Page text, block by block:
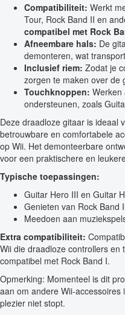
Compatibiliteit: Werkt
Tour, Rock Band II en
compatibel met Rock
Afneembare hals: De
demonteren, wat
Inclusief riem: Zodat je
zorgen te maken over de
Touchknoppen: Werken
ondersteunen, zoals
Deze draadloze gitaar is ideaal
betrouwbare en comfortabele
op Wii. Het demonteerbare
voor een praktischere en
Typische toepassingen:
Guitar Hero III en Guitar
Genieten van Rock Band
Meedoen aan
Extra compatibiliteit:
Wii die draadloze controllers
compatibel met Rock Band I.
Opmerking: Momenteel is dit
aan om andere Wii-
plezier niet stopt.